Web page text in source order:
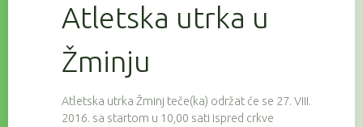
Atletska utrka u
Žminju
Atletska utrka Žminj teče(ka) održat će se 27. VIII.
2016. sa startom u 10,00 sati ispred crkve